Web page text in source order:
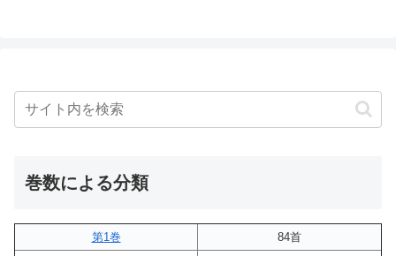
巻数による分類
第1巻
84首